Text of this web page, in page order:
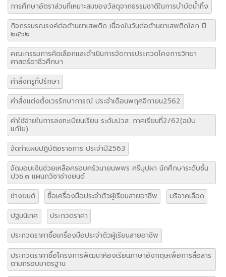
การศึกษาอัตราส่วนที่เหมาะสมของวัสดุจากธรรมชาติในการบำบัดน้ำทิ้ง
กิจกรรมรณรงค์ต่อต้านยาเสพติด เนื่องในวันต่อต้านยาเสพติดโลก ปี
๒๕๖๒
คณะกรรมการคัดเลือกและดำเนินการจัดการประกวดโคงการวิทยา
ศาสตร์อาชีวศึกษา
คำสั่งครูที่ปรึกษา
คำสั่งแต่งตั้งเวรรักษาการณ์ ประจำเดือนพฤศจิกายน2562
ค่าใช้จ่ายในการลงทะเบียนเรียน ระดับปวส. ภาคเรียนที่2/62(ฉบับ
แก้ไข)
จัดทำแผนปฏิบัติอราชการ ประจำปี2563
จัดมอบเงินช่วยเหลือครอบครัวนายนพพร ศรีบุปผา นักศึกษาระดับชั้น
ปวช.๓ แผนกวิชาช่างยนต์
ช่างยนต์
ซื้อเครื่องมือประจำตัวผู้เรียนสายอาชีพ
บริจาคเลือด
ปฐมนิเทศ
ประกวดราคา
ประกวดราคาซื้อเครื่องมือประจำตัวผู้เรียนสายอาชีพ
ประกวดราคาซื้อโครงการพัฒนาห้องเรียนภาษาอังกฤษเพื่อการสื่อสาร
ตามกรอบมาตรฐาน